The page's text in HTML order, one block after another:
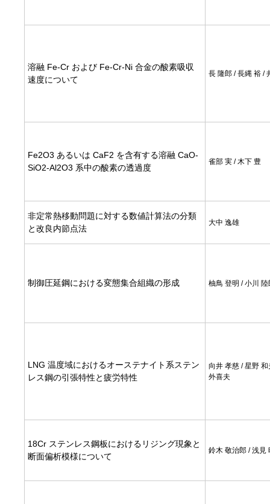
溶融 Fe-Cr および Fe-Cr-Ni 合金の酸素吸収
速度について
長 隆郎 / 長縄 裕 /
Fe2O3 あるいは CaF2 を含有する溶融 CaO-
SiO2-Al2O3 系中の酸素の透過度
雀部 実 / 木下 豊
非定常熱移動問題に対する数値計算法の分類
と改良内節点法
大中 逸雄
制御圧延鋼における変態集合組織の形成 柚鳥 登明 / 小川 陸
LNG 温度域におけるオーステナイト系ステン
レス鋼の引張特性と疲労特性
向井 孝慈 / 星野 和
外喜夫
18Cr ステンレス鋼板におけるリジング現象と
断面偏析模様について
鈴木 敬治郎 / 浅見